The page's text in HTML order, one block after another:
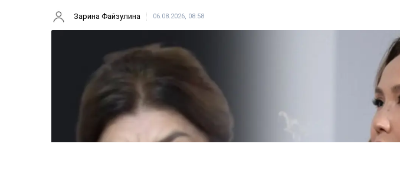
Зарина Файзулина 06.08.2026, 08:58